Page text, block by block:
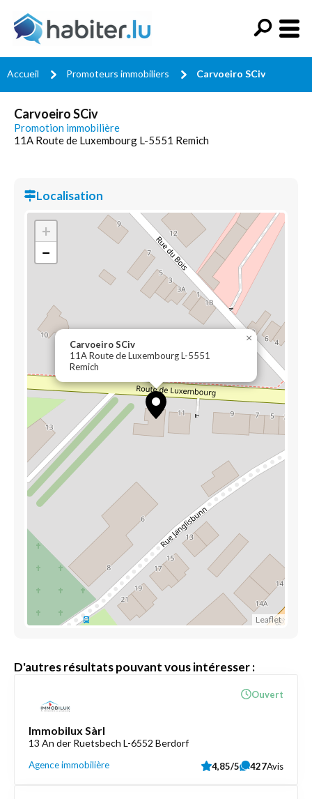
Accueil Promoteurs immobiliers Carvoeiro SCiv
Carvoeiro SCiv
Promotion immobilière
11A Route de Luxembourg L-5551 Remich
Localisation
Carvoeiro SCiv
11A Route de Luxembourg L-5551
Remich
×
+
−
Leaflet
D'autres résultats pouvant vous intéresser :
Immobilux Sàrl
13 An der Ruetsbech L-6552 Berdorf
Agence immobilière
Ouvert
4,85/5 427Avis